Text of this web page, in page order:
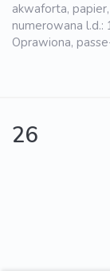
akwaforta,
numerowana l.d.:
Oprawiona,
26